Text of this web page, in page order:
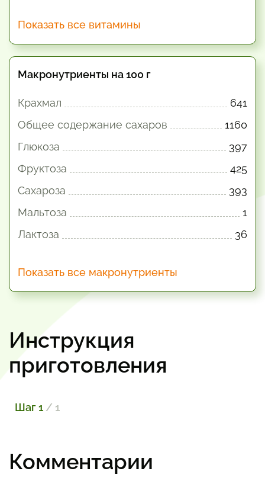
Показать все витамины
Макронутриенты на 100 г
Крахмал
641
Общее содержание сахаров
1160
Глюкоза
397
Фруктоза
425
Сахароза
393
Мальтоза
1
Лактоза
36
Показать все макронутриенты
Инструкция
приготовления
Шаг 1 / 1
Комментарии